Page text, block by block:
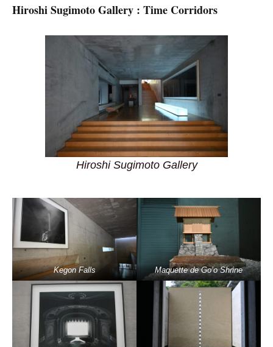
Hiroshi Sugimoto Gallery : Time Corridors
Hiroshi Sugimoto Gallery
Kegon Falls Maquette de Go’o Shrine